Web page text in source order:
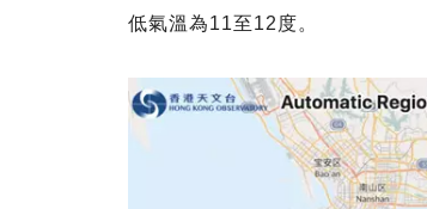
低氣溫為11至12度。